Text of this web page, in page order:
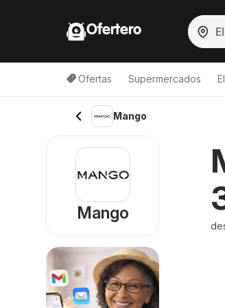
Ofertero
Ofertas Supermercados
Mango
Mango